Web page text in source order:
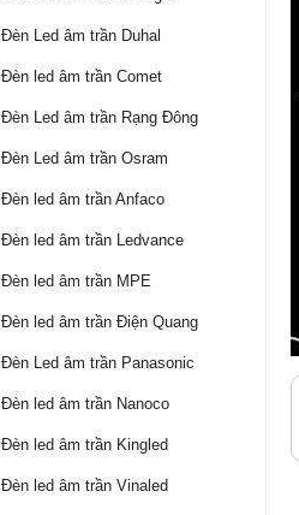
ĐÈN BÁN NGUYỆT
ĐÈN PHA
ĐÈN LED NHÀ XƯỞNG
ĐÈN ĐƯỜNG LED
ĐÈN LED ỐP TRẦN
ĐÈN LED PANEL
ĐÈN THÔNG MINH
ĐÈN CHỐNG CHÁY NỔ
ĐÈN EXIT
ĐÈN KHẨN CẤP
Đèn Led âm trần Duhal
Đèn led âm trần Comet
Đèn Led âm trần Rạng Đông
Đèn Led âm trần Osram
Đèn led âm trần Anfaco
Đèn led âm trần Ledvance
Đèn led âm trần MPE
Đèn led âm trần Điện Quang
Đèn Led âm trần Panasonic
Đèn led âm trần Nanoco
Đèn led âm trần Kingled
Đèn led âm trần Vinaled